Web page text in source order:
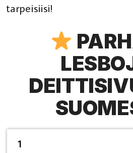
tarpeisiisi!
1